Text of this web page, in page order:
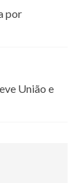
por
União e